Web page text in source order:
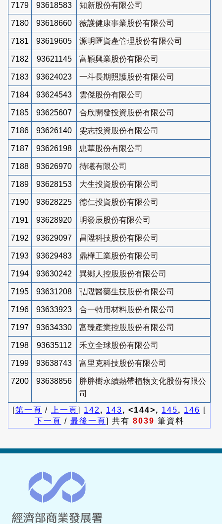
7179 93618583 知新股份有限公司
7180 93618660 薇護健康事業股份有限公司
7181 93619605 源明匯資產管理股份有限公司
7182 93621145 富穎興業股份有限公司
7183 93624023 一斗長期照護股份有限公司
7184 93624543 雲傑股份有限公司
7185 93625607 合欣開發投資股份有限公司
7186 93626140 雯志投資股份有限公司
7187 93626198 忠華股份有限公司
7188 93626970 待曦有限公司
7189 93628153 大生投資股份有限公司
7190 93628225 德仁投資股份有限公司
7191 93628920 明發辰股份有限公司
7192 93629097 昌陞科技股份有限公司
7193 93629483 鼎樺工業股份有限公司
7194 93630242 異鄉人控股股份有限公司
7195 93631208 弘陞醫藥生技股份有限公司
7196 93633923 合一特用材料股份有限公司
7197 93634330 富臻產業控股股份有限公司
7198 93635112 禾立全球股份有限公司
7199 93638743 富里克科技股份有限公司
7200 93638856
胖胖樹永續熱帶植物文化股份有限公
司
[第一頁 / 上一頁] 142 , 143, <144>, 145, 146 [
下一頁 / 最後一頁] 共有 8039 筆資料